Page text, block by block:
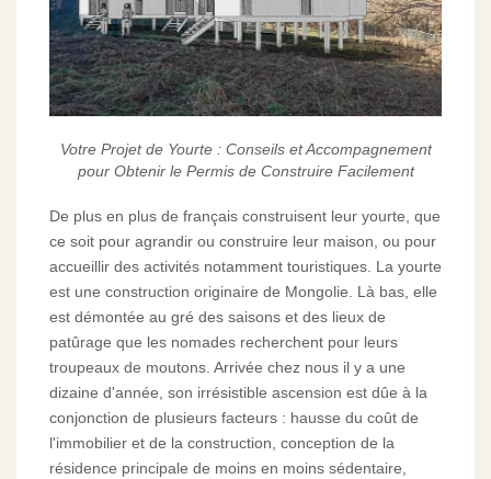
Votre Projet de Yourte : Conseils et Accompagnement
pour Obtenir le Permis de Construire Facilement
De plus en plus de français construisent leur yourte, que
ce soit pour agrandir ou construire leur maison, ou pour
accueillir des activités notamment touristiques. La yourte
est une construction originaire de Mongolie. Là bas, elle
est démontée au gré des saisons et des lieux de
patûrage que les nomades recherchent pour leurs
troupeaux de moutons. Arrivée chez nous il y a une
dizaine d'année, son irrésistible ascension est dûe à la
conjonction de plusieurs facteurs : hausse du coût de
l'immobilier et de la construction, conception de la
résidence principale de moins en moins sédentaire,